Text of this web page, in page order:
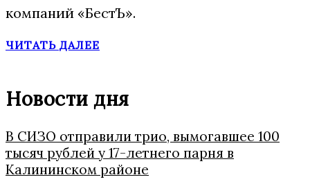
компаний «БестЪ».
ЧИТАТЬ ДАЛЕЕ
Новости дня
В СИЗО отправили трио, вымогавшее 100
тысяч рублей у 17-летнего парня в
Калининском районе